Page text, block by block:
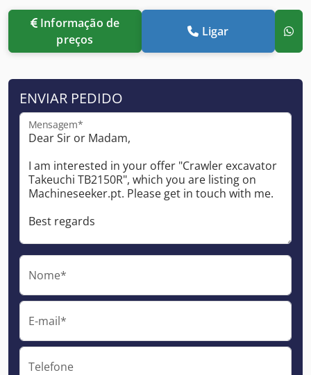
Informação de
preços
Ligar
ENVIAR PEDIDO
Mensagem*
Nome*
E-mail*
Telefone